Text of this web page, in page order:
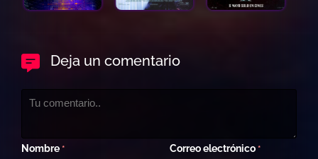
Deja un comentario
Nombre * Correo electrónico *